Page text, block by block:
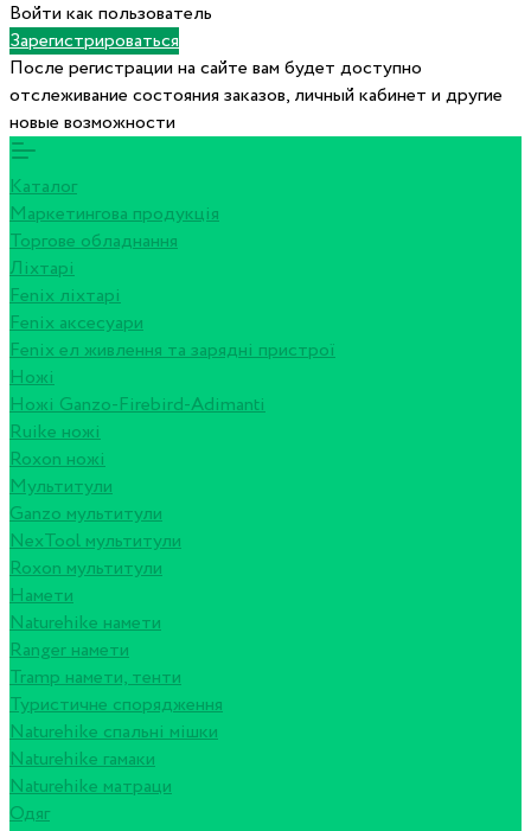
Войти как пользователь
Зарегистрироваться
После регистрации на сайте вам будет доступно
отслеживание состояния заказов, личный кабинет и другие
новые возможности
Каталог
Маркетингова продукція
Торгове обладнання
Ліхтарі
Fenix ліхтарі
Fenix аксесуари
Fenix ел живлення та зарядні пристрої
Ножі
Ножі Ganzo-Firebird-Adimanti
Ruike ножі
Roxon ножi
Мультитули
Ganzo мультитули
NexTool мультитули
Roxon мультитули
Намети
Naturehike намети
Ranger намети
Tramp намети, тенти
Туристичне спорядження
Naturehike спальні мішки
Naturehike гамаки
Naturehike матраци
Одяг